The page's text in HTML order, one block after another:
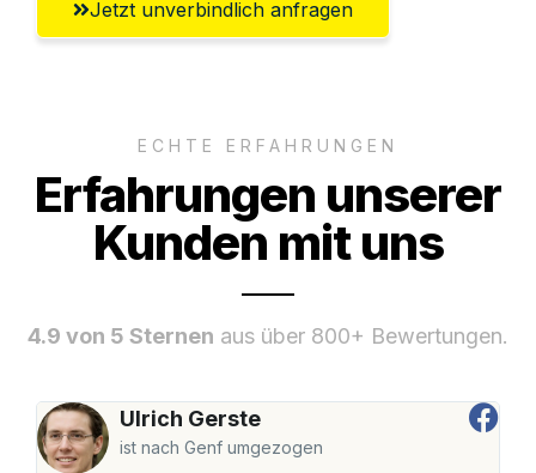
Jetzt unverbindlich anfragen
ECHTE ERFAHRUNGEN
Erfahrungen unserer
Kunden mit uns
4.9 von 5 Sternen aus über 800+ Bewertungen.
Ulrich Gerste
ist nach Genf umgezogen